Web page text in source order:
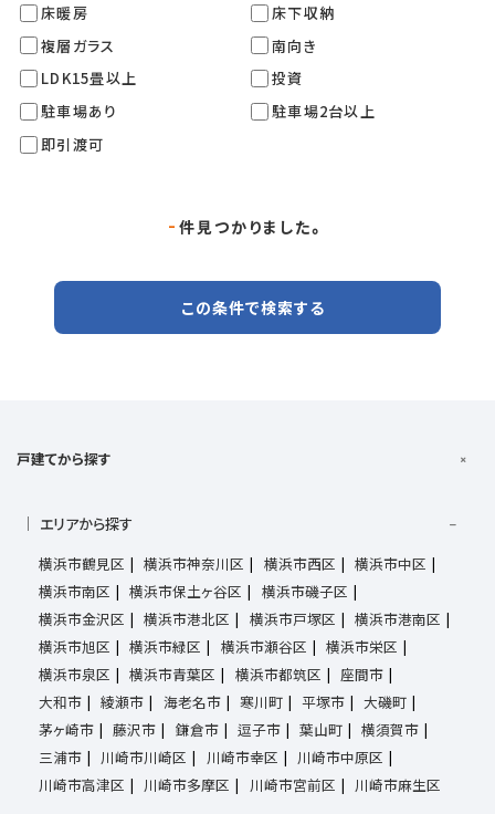
床暖房
床下収納
複層ガラス
南向き
LDK15畳以上
投資
駐車場あり
駐車場2台以上
即引渡可
- 件見つかりました。
この条件で検索する
戸建てから探す
エリアから探す
横浜市鶴見区
横浜市神奈川区 横浜市西区
横浜市中区
横浜市南区
横浜市保土ヶ谷区
横浜市磯子区
横浜市金沢区
横浜市港北区 横浜市戸塚区
横浜市港南区
横浜市旭区
横浜市緑区 横浜市瀬谷区
横浜市栄区
横浜市泉区
横浜市青葉区 横浜市都筑区
座間市
大和市
綾瀬市 海老名市 寒川町 平塚市
大磯町
茅ヶ崎市
藤沢市 鎌倉市 逗子市 葉山町
横須賀市
三浦市
川崎市川崎区 川崎市幸区
川崎市中原区
川崎市高津区
川崎市多摩区 川崎市宮前区 川崎市麻生区